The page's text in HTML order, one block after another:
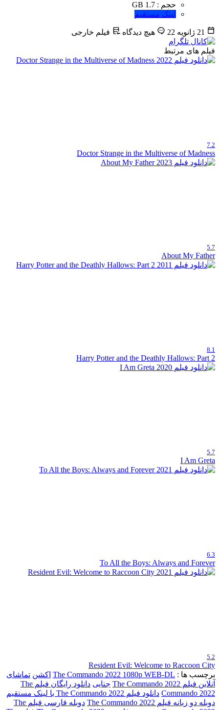
حجم : 1.7 GB
لینک مستقیم
هیچ دیدگاه فیلم خارجی
فیلم های مرتبط
7.2
Doctor Strange in the Multiverse of Madness
5.7
About My Father
8.1
Harry Potter and the Deathly Hallows: Part 2
5.7
I Am Greta
6.3
To All the Boys: Always and Forever
5.2
Resident Evil: Welcome to Raccoon City
برچسب ها : The Commando 2022 1080p WEB-DL اکشن تماشای
آنلاین فیلم The Commando 2022
جنایی
دانلود رایگان فیلم The
Commando 2022 دانلود فیلم The Commando 2022 با لینک مستقیم
دوبله دو زبانه فیلم The Commando 2022
دوبله فارسی فیلم The